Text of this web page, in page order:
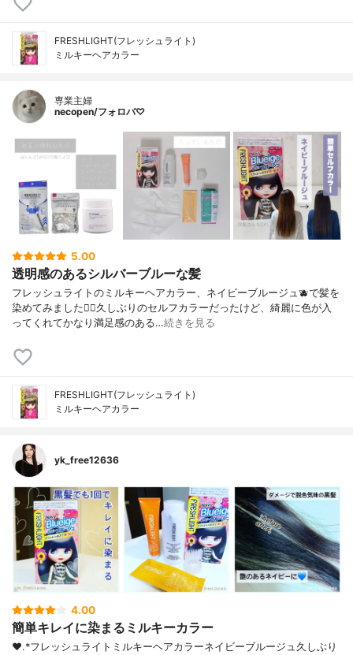
FRESHLIGHT(フレッシュライト)
ミルキーヘアカラー
専業主婦
necopen/フォロバ♡
5.00
透明感のあるシルバーブルーな髪
フレッシュライトのミルキーヘアカラー、ネイビーブルージュ🫐で髪を
染めてみました💁‍♀️久しぶりのセルフカラーだったけど、綺麗に色が入
ってくれてかなり満足感のある…続きを見る
FRESHLIGHT(フレッシュライト)
ミルキーヘアカラー
yk_free12636
4.00
簡単キレイに染まるミルキーカラー
❤︎.*⁡フレッシュライトミルキーヘアカラーネイビーブルージュ⁡久しぶり